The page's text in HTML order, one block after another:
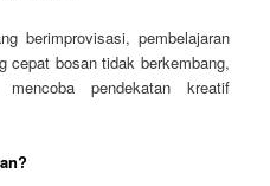
berimprovisasi, pembelajaran
cepat bosan tidak berkembang,
pendekatan kreatif